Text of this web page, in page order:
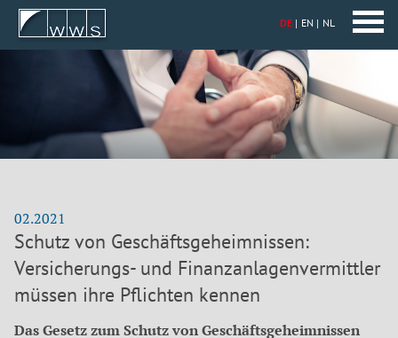
DE EN NL
02.2021
Schutz von Geschäftsgeheimnissen:
Versicherungs- und Finanzanlagenvermittler
müssen ihre Pflichten kennen
Das Gesetz zum Schutz von Geschäftsgeheimnissen